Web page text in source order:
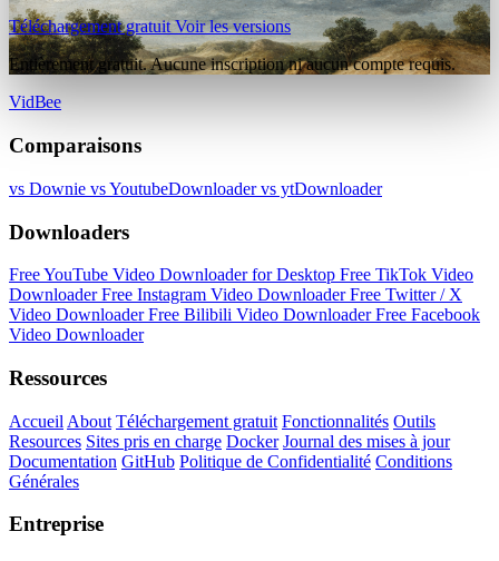
Téléchargement gratuitVoir les versions
Entièrement gratuit. Aucune inscription ni aucun compte requis.
VidBee
Comparaisons
vs Downie vs YoutubeDownloadervs ytDownloader
Downloaders
Free YouTube Video Downloader for Desktop Free TikTok Video
DownloaderFree Instagram Video DownloaderFree Twitter / X
Video DownloaderFree Bilibili Video DownloaderFree Facebook
Video Downloader
Ressources
Accueil About Téléchargement gratuit Fonctionnalités Outils
Resources Sites pris en charge Docker Journal des mises à jour
Documentation GitHub Politique de Confidentialité Conditions
Générales
Entreprise